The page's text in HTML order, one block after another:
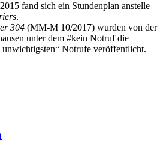
fand sich ein Stundenplan anstelle
.
304 (MM-M 10/2017) wurden von der
unter dem #kein Notruf die
unwichtigsten“ Notrufe veröffentlicht.